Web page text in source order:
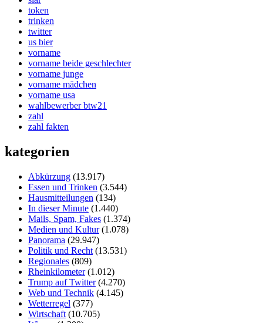
token
trinken
twitter
us bier
vorname
vorname beide geschlechter
vorname junge
vorname mädchen
vorname usa
wahlbewerber btw21
zahl
zahl fakten
kategorien
Abkürzung (13.917)
Essen und Trinken (3.544)
Hausmitteilungen (134)
In dieser Minute (1.440)
Mails, Spam, Fakes (1.374)
Medien und Kultur(1.078)
Panorama (29.947)
Politik und Recht (13.531)
Regionales (809)
Rheinkilometer(1.012)
Trump auf Twitter(4.270)
Web und Technik (4.145)
Wetterregel (377)
Wirtschaft (10.705)